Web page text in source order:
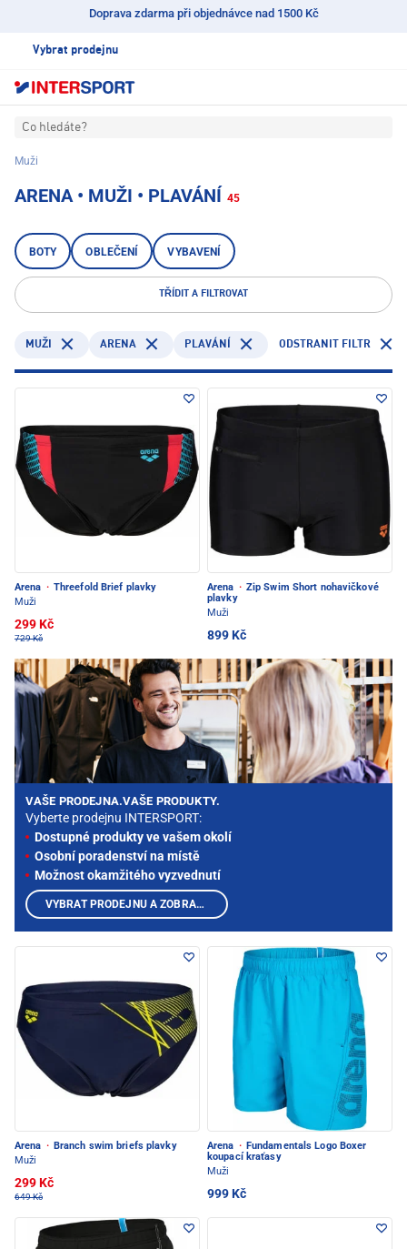
Doprava zdarma při objednávce nad 1500 Kč
Vybrat prodejnu
Co hledáte?
Muži
ARENA • MUŽI • PLAVÁNÍ 45
BOTY OBLEČENÍ VYBAVENÍ
TŘÍDIT A FILTROVAT
MUŽI ARENA PLAVÁNÍ ODSTRANIT FILTR
Arena · Threefold Brief plavky
Muži
299 Kč
729 Kč
Arena · Zip Swim Short nohavičkové
plavky
Muži
899 Kč
Arena · Branch swim briefs plavky
Muži
299 Kč
649 Kč
Arena · Fundamentals Logo Boxer
koupací kraťasy
Muži
999 Kč
VAŠE PRODEJNA.VAŠE PRODUKTY.
Vyberte prodejnu INTERSPORT:
Dostupné produkty ve vašem okolí
Osobní poradenství na místě
Možnost okamžitého vyzvednutí
VYBRAT PRODEJNU A ZOBRAZIT PRODUKTY